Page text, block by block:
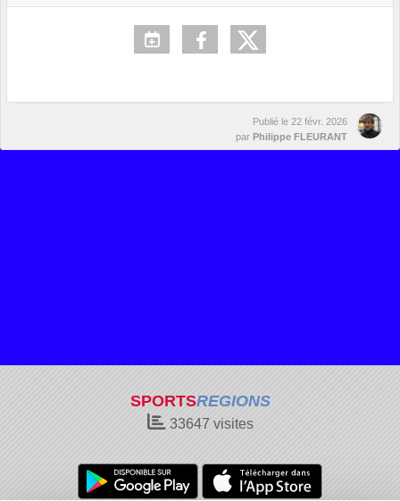
Publié le 22 févr. 2026
par Philippe FLEURANT
SPORTSREGIONS
33647 visites